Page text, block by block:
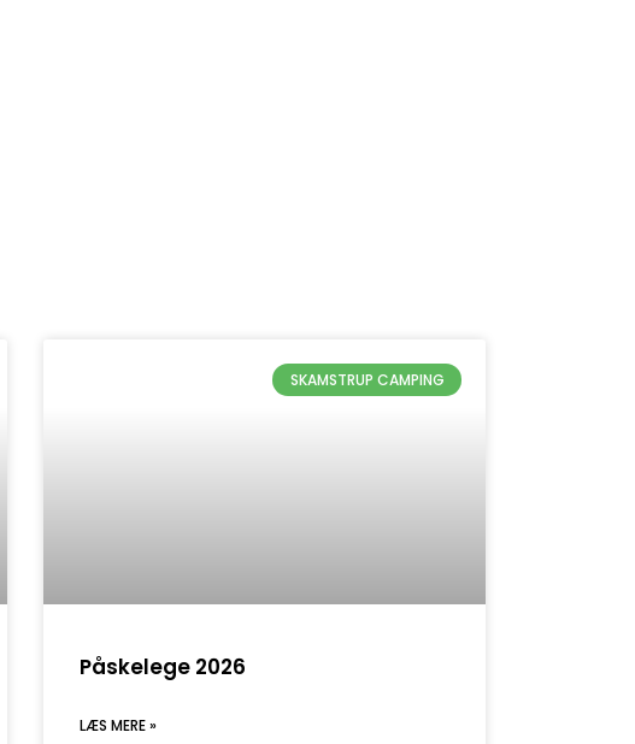
SKAMSTRUP CAMPING
Påskelege 2026
LÆS MERE »